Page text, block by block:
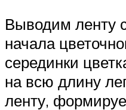
Выводим ленту
начала
серединки
на всю длину
ленту,